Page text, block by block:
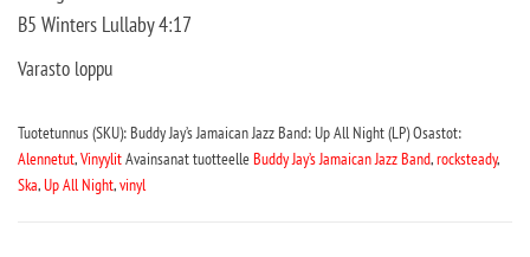
B5 Winters Lullaby 4:17
Varasto loppu
Tuotetunnus (SKU): Buddy Jay’s Jamaican Jazz Band: Up All Night (LP)Osastot:
Alennetut,VinyylitAvainsanat tuotteelleBuddy Jay’s Jamaican Jazz Band,rocksteady,
Ska,Up All Night,vinyl